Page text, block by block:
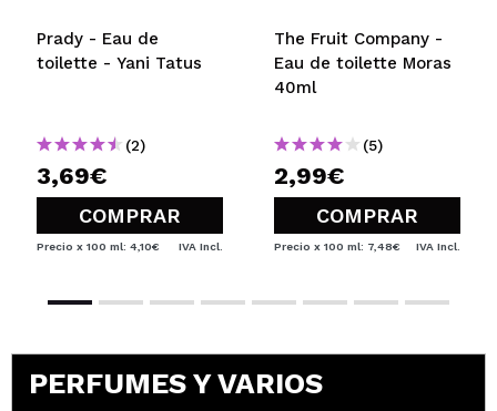
Prady - Eau de
toilette - Yani Tatus
(2)
3,69€
COMPRAR
Precio x 100 ml: 4,10€ IVA Incl.
The Fruit Company -
Eau de toilette Moras
40ml
(5)
2,99€
COMPRAR
Precio x 100 ml: 7,48€ IVA Incl.
PERFUMES Y VARIOS